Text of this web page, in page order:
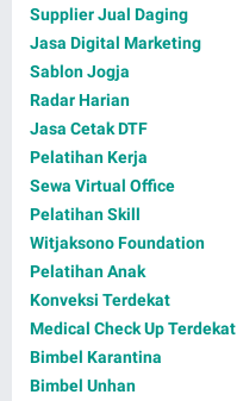
Supplier Jual Daging
Jasa Digital Marketing
Sablon Jogja
Radar Harian
Jasa Cetak DTF
Pelatihan Kerja
Sewa Virtual Office
Pelatihan Skill
Witjaksono Foundation
Pelatihan Anak
Konveksi Terdekat
Medical Check Up Terdekat
Bimbel Karantina
Bimbel Unhan